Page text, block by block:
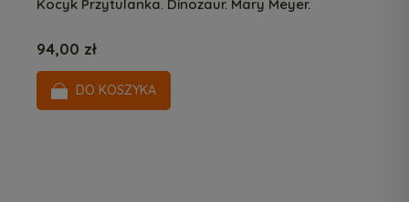
Kocyk Przytulanka. Dinozaur. Mary Meyer.
94,00 zł
DO KOSZYKA